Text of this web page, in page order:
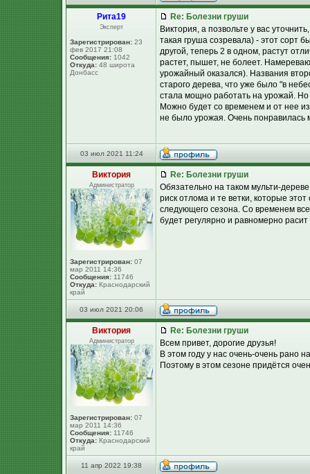
Рита19
Эксперт
Зарегистрирован: 23
фев 2017 21:08
Сообщения: 1042
Откуда: 48 широта
Донбасс
Re: Болезни груши
Виктория, а позвольте у вас
такая груша созревала) - этот сорт
другой, теперь 2 в одном, растут
растет, пышет, не болеет.
урожайный оказался). Названия
старого дерева, что уже было "в
стала мощно работать на урожай. Но
Можно будет со временем и от нее
не было урожая. Очень понравилась
03 июл 2021 11:24
Виктория
Администратор
Зарегистрирован: 07
мар 2011 14:36
Сообщения: 11746
Откуда: Краснодарский
край
Re: Болезни груши
Обязательно на таком мульти-
риск отлома и те ветки, которые
следующего сезона. Со временем
будет регулярно и равномерно
03 июл 2021 20:06
Виктория
Администратор
Зарегистрирован: 07
мар 2011 14:36
Сообщения: 11746
Откуда: Краснодарский
край
Re: Болезни груши
Всем привет, дорогие друзья!
В этом году у нас очень-очень рано
Поэтому в этом сезоне придётся
11 апр 2022 19:38